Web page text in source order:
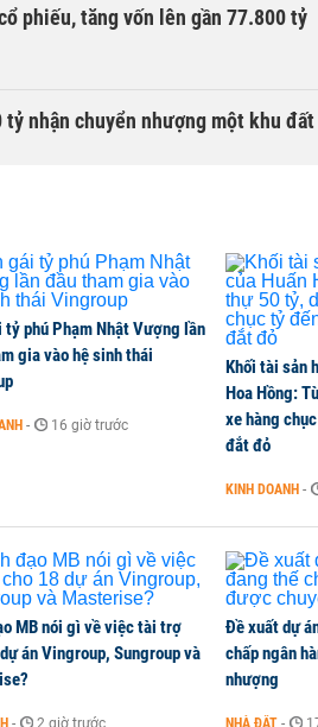
phiếu, tăng vốn lên gần 77.800 tỷ
nhận chuyển nhượng một khu
hộ kinh doanh, doanh nghiệp có
doanh nào cho lãi suất cao nhất?
hợp hơn 49.000 tỷ đồng
tỷ phú Phạm Nhật Vượng lần
gia vào hệ sinh thái
- 16 giờ trước
Khối tài sản
Hoa Hồng:
xe hàng
đắt đỏ
KINH DOANH -
MB nói gì về việc tài trợ
án Vingroup, Sungroup và
- 2 giờ trước
Đề xuất dự
chấp ngân
nhượng
NHÀ ĐẤT -